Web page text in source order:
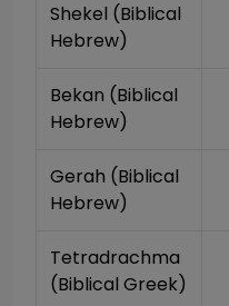
Shekel (Biblical
Hebrew)
Bekan (Biblical
Hebrew)
Gerah (Biblical
Hebrew)
Tetradrachma
(Biblical Greek)